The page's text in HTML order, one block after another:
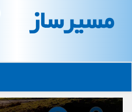
مسیرساز